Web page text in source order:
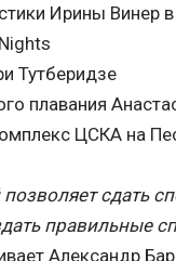
Ирины Винер
Тутберидзе
плавания
ЦСКА на
сдать
правильные
Александр